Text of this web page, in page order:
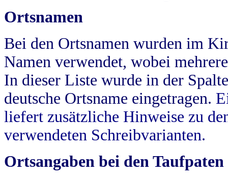
Ortsnamen
Bei den Ortsnamen wurden im
Namen verwendet, wobei
In dieser Liste wurde in der
deutsche Ortsname eingetragen.
liefert zusätzliche Hinweise zu
verwendeten Schreibvarianten.
Ortsangaben bei den Taufpaten